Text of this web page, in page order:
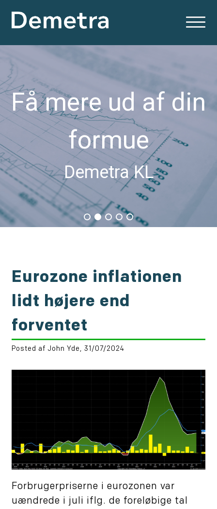
Få mere ud af din
formue
Demetra KL
Eurozone inflationen
lidt højere end
forventet
Posted af John Yde, 31/07/2024
Forbrugerpriserne i eurozonen var
uændrede i juli iflg. de foreløbige tal